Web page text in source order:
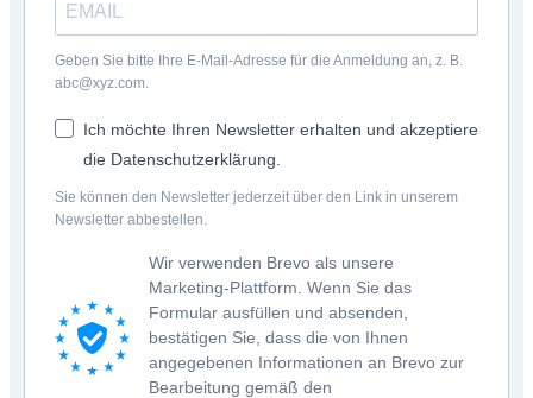
Geben Sie bitte Ihre E-Mail-Adresse für die Anmeldung an, z. B.
abc@xyz.com.
Ich möchte Ihren Newsletter erhalten und akzeptiere
die Datenschutzerklärung.
Sie können den Newsletter jederzeit über den Link in unserem
Newsletter abbestellen.
Wir verwenden Brevo als unsere
Marketing-Plattform. Wenn Sie das
Formular ausfüllen und absenden,
bestätigen Sie, dass die von Ihnen
angegebenen Informationen an Brevo zur
Bearbeitung gemäß den